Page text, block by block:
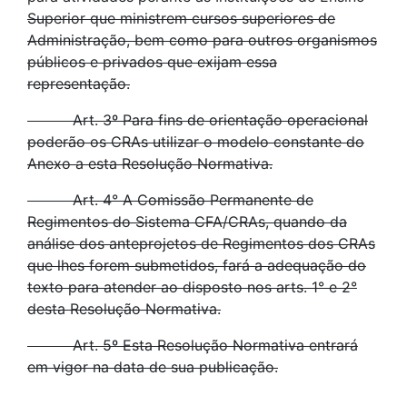
Superior que ministrem cursos superiores de
Administração, bem como para outros organismos
públicos e privados que exijam essa
representação.
Art. 3º Para fins de orientação operacional
poderão os CRAs utilizar o modelo constante do
Anexo a esta Resolução Normativa.
Art. 4° A Comissão Permanente de
Regimentos do Sistema CFA/CRAs, quando da
análise dos anteprojetos de Regimentos dos CRAs
que lhes forem submetidos, fará a adequação do
texto para atender ao disposto nos arts. 1° e 2°
desta Resolução Normativa.
Art. 5º Esta Resolução Normativa entrará
em vigor na data de sua publicação.